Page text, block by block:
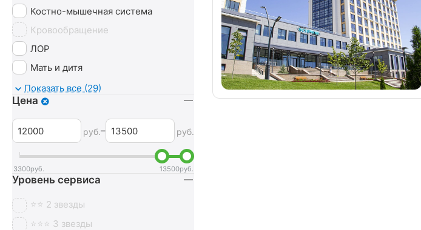
Костно-мышечная система
Кровообращение
ЛОР
Мать и дитя
Мочеполовая система
Неврология
Нервная система
Обмен веществ
Оздоровительный
Опорно-двигательный аппарат
Ортопедия
Показать все (29)
Цена
руб.– руб.
3300руб. 13500руб.
Уровень сервиса
⭐⭐ 2 звезды
⭐⭐⭐ 3 звезды